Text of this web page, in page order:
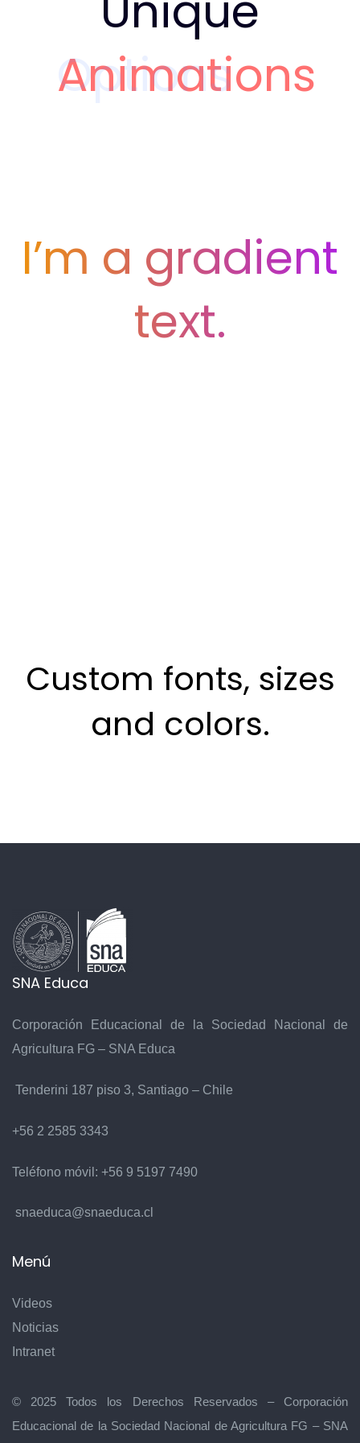
Animations
Options
I’m a gradient
text.
Custom fonts, sizes
and colors.
SNA Educa
Corporación Educacional de la Sociedad Nacional de
Agricultura FG – SNA Educa
Tenderini 187 piso 3, Santiago – Chile
+56 2 2585 3343
Teléfono móvil: +56 9 5197 7490
snaeduca@snaeduca.cl
Menú
Videos
Noticias
Intranet
© 2025 Todos los Derechos Reservados – Corporación
Educacional de la Sociedad Nacional de Agricultura FG – SNA